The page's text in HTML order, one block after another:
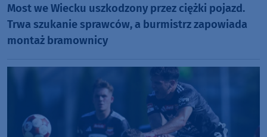
Most we Wiecku uszkodzony przez ciężki pojazd.
Trwa szukanie sprawców, a burmistrz zapowiada
montaż bramownicy